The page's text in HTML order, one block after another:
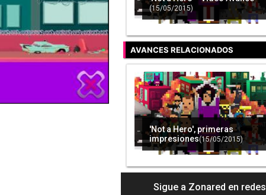
(15/05/2015)
AVANCES RELACIONADOS
'Not a Hero', primeras
impresiones(15/05/2015)
Sigue a Zonared en redes